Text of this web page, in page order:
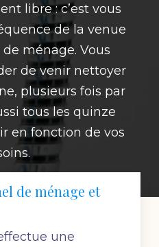
libre : c’est vous
de la venue
ménage. Vous
de venir nettoyer
plusieurs fois par
tous les quinze
en fonction de vos
de ménage et
une